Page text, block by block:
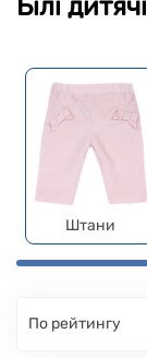
Білі
Штани
по рейтингу